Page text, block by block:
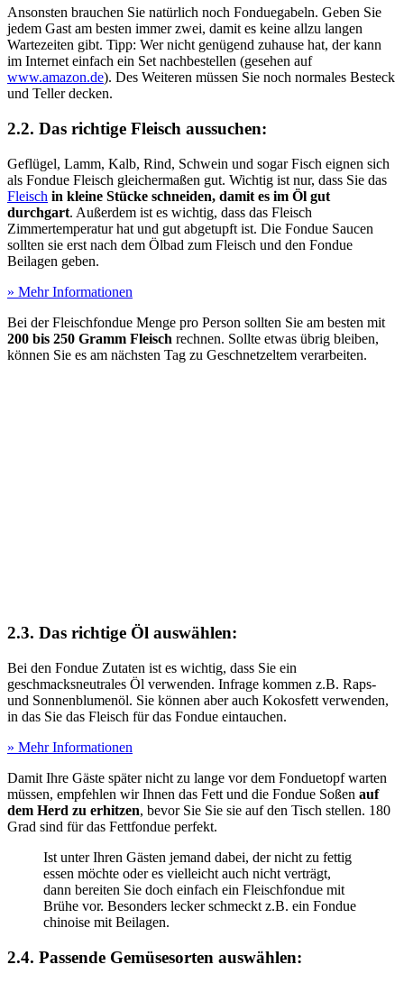
Ansonsten brauchen Sie natürlich noch Fonduegabeln. Geben Sie
jedem Gast am besten immer zwei, damit es keine allzu langen
Wartezeiten gibt. Tipp: Wer nicht genügend zuhause hat, der kann
im Internet einfach ein Set nachbestellen (gesehen auf
www.amazon.de). Des Weiteren müssen Sie noch normales Besteck
und Teller decken.
2.2. Das richtige Fleisch aussuchen:
Geflügel, Lamm, Kalb, Rind, Schwein und sogar Fisch eignen sich
als Fondue Fleisch gleichermaßen gut. Wichtig ist nur, dass Sie das
Fleisch in kleine Stücke schneiden, damit es im Öl gut
durchgart. Außerdem ist es wichtig, dass das Fleisch
Zimmertemperatur hat und gut abgetupft ist. Die Fondue Saucen
sollten sie erst nach dem Ölbad zum Fleisch und den Fondue
Beilagen geben.
» Mehr Informationen
Bei der Fleischfondue Menge pro Person sollten Sie am besten mit
200 bis 250 Gramm Fleisch rechnen. Sollte etwas übrig bleiben,
können Sie es am nächsten Tag zu Geschnetzeltem verarbeiten.
2.3. Das richtige Öl auswählen:
Bei den Fondue Zutaten ist es wichtig, dass Sie ein
geschmacksneutrales Öl verwenden. Infrage kommen z.B. Raps-
und Sonnenblumenöl. Sie können aber auch Kokosfett verwenden,
in das Sie das Fleisch für das Fondue eintauchen.
» Mehr Informationen
Damit Ihre Gäste später nicht zu lange vor dem Fonduetopf warten
müssen, empfehlen wir Ihnen das Fett und die Fondue Soßen auf
dem Herd zu erhitzen, bevor Sie Sie sie auf den Tisch stellen. 180
Grad sind für das Fettfondue perfekt.
Ist unter Ihren Gästen jemand dabei, der nicht zu fettig
essen möchte oder es vielleicht auch nicht verträgt,
dann bereiten Sie doch einfach ein Fleischfondue mit
Brühe vor. Besonders lecker schmeckt z.B. ein Fondue
chinoise mit Beilagen.
2.4. Passende Gemüsesorten auswählen: